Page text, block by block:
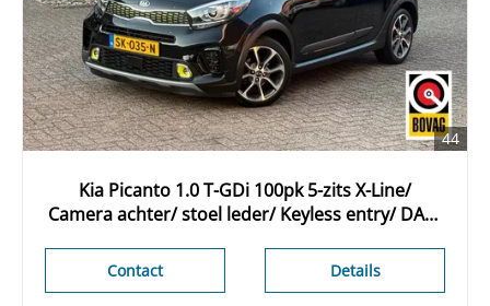
44
Kia Picanto 1.0 T-GDi 100pk 5-zits X-Line/
Camera achter/ stoel leder/ Keyless entry/ DAB/
stuurverwarming/ Origineel NL/ NAP
Details
Contact